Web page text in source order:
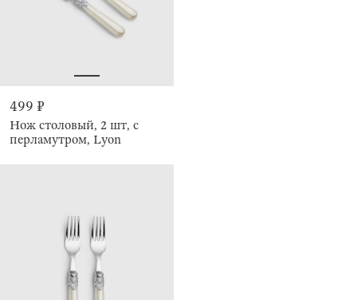
499 ₽
Нож столовый, 2 шт, с
перламутром, Lyon